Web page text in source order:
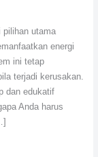
pilihan utama
energi
ini tetap
terjadi kerusakan.
dan edukatif
Anda harus